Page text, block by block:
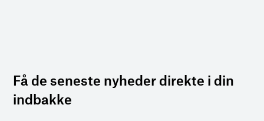
Få de seneste nyheder direkte i din
indbakke